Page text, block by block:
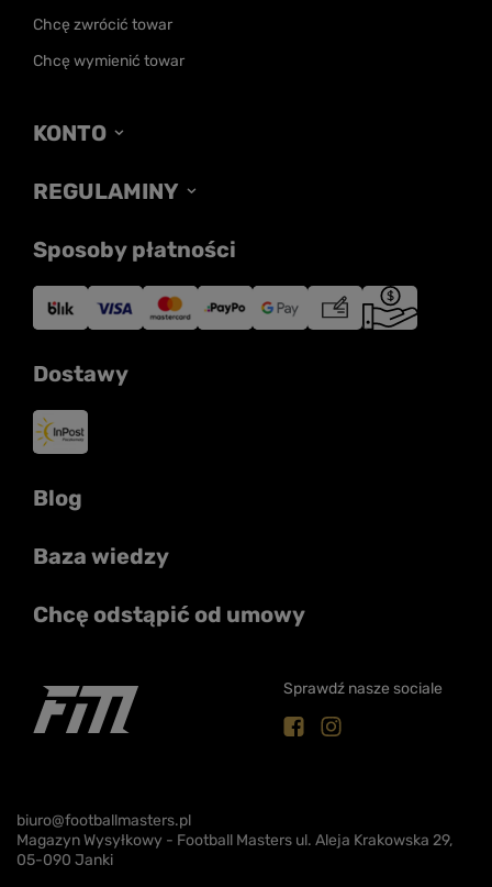
Chcę zwrócić towar
Chcę wymienić towar
KONTO
REGULAMINY
Sprawdź nasze sociale
Sposoby płatności
Dostawy
Blog
Baza wiedzy
Chcę odstąpić od umowy
biuro@footballmasters.pl
Magazyn Wysyłkowy - Football Masters ul. Aleja Krakowska 29,
05-090 Janki